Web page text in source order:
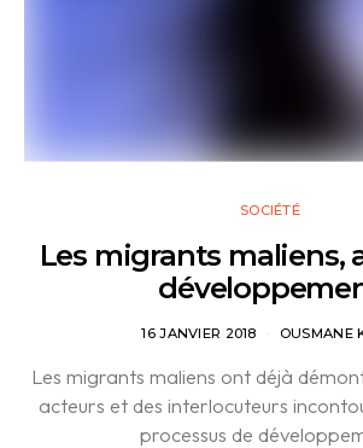
SOCIÉTÉ
Les migrants maliens,
16 JANVIER 2018 OUSMANE
Les migrants maliens ont déjà
acteurs et des interlocuteurs
processus de